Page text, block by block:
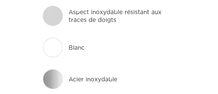
Aspect inoxydable résistant aux
traces de doigts
Blanc
Acier inoxydable